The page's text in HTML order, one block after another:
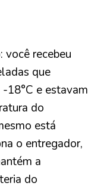
você recebeu
que
18°C e estavam
do
está
o entregador,
a
do